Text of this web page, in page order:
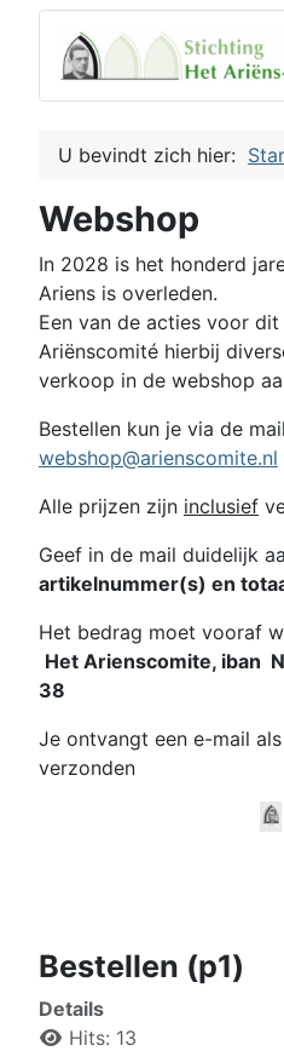
U bevindt zich hier:
Webshop
In 2028 is het honderd
Ariens is overleden.
Een van de acties voor
Ariënscomité hierbij
verkoop in de webshop
Bestellen kun je via de
webshop@arienscomite.nl
Alle prijzen zijn inclusief
Geef in de mail duidelijk
artikelnummer(s) en
Het bedrag moet vooraf
Het Arienscomite, iban
38
Je ontvangt een e-mail
verzonden
Bestellen (p1)
Details
Hits: 13